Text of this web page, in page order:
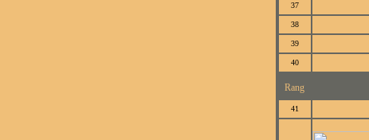
37
38
39
40
Rang
41